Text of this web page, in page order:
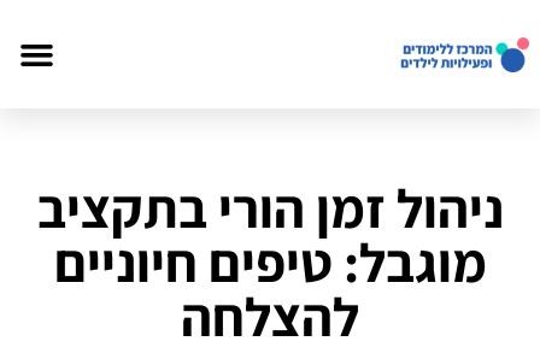
ניהול זמן הורי בתקציב
מוגבל: טיפים חיוניים
להצלחה